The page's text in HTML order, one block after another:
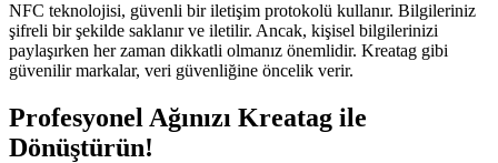
NFC teknolojisi, güvenli bir iletişim protokolü kullanır. Bilgileriniz
şifreli bir şekilde saklanır ve iletilir. Ancak, kişisel bilgilerinizi
paylaşırken her zaman dikkatli olmanız önemlidir. Kreatag gibi
güvenilir markalar, veri güvenliğine öncelik verir.
Profesyonel Ağınızı Kreatag ile
Dönüştürün!